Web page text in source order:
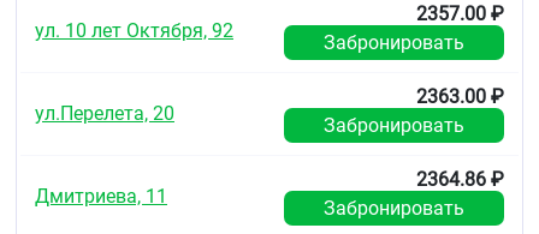
ул. 10 лет Октября, 92
2357.00 ₽
Забронировать
ул.Перелета, 20
2363.00 ₽
Забронировать
Дмитриева, 11
2364.86 ₽
Забронировать